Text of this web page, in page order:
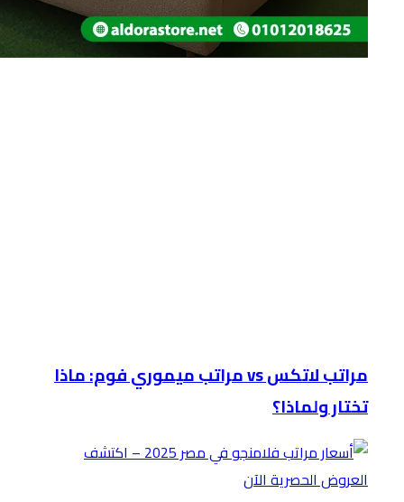
مراتب لاتكس vs مراتب ميموري فوم: ماذا
تختار ولماذا؟